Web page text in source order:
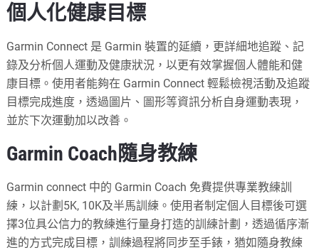
個人化健康目標
Garmin Connect 是 Garmin 裝置的延續，更詳細地追蹤、記
錄及分析個人運動及健康狀況，以更有效掌握個人體能和健
康目標。使用者能夠在 Garmin Connect 輕鬆檢視活動及追蹤
目標完成進度，透過圖片、圖形等資訊分析自身運動表現，
並於下次運動加以改善。
Garmin Coach隨身教練
Garmin connect 中的 Garmin Coach 免費提供專業教練訓
練，以計劃5K, 10K及半馬訓練。使用者制定個人目標後可選
擇3位具公信力的教練進行量身打造的訓練計劃，透過循序漸
進的方式完成目標，訓練過程將同步至手錶，猶如隨身教練